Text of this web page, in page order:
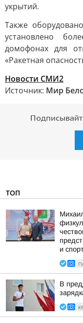
укрытий.
Также оборудовано
установлено
домофонах для
«Ракетная
Новости СМИ2
Источник: Мир
ТОП
и
В